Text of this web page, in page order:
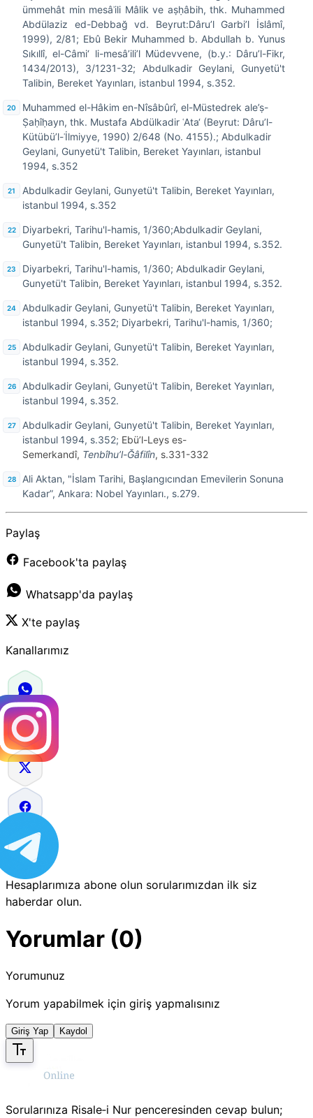
ümmehât min mesâʾili Mâlik ve aṣḥâbih, thk. Muhammed
Abdülaziz ed-Debbağ vd. Beyrut:Dâru’l Garbi’l İslâmî,
1999), 2/81; Ebû Bekir Muhammed b. Abdullah b. Yunus
Sıkıllî, el-Câmi‘ li-mesâ’ili’l Müdevvene, (b.y.: Dâru’l-Fikr,
1434/2013), 3/1231-32; Abdulkadir Geylani, Gunyetü't
Talibin, Bereket Yayınları, istanbul 1994, s.352.
Muhammed el-Hâkim en-Nîsâbûrî, el-Müstedrek ale’ṣ-
Ṣaḥîḥayn, thk. Mustafa Abdülkadir ʿAta‘ (Beyrut: Dâru’l-
Kütübü’l-ʿİlmiyye, 1990) 2/648 (No. 4155).; Abdulkadir
Geylani, Gunyetü't Talibin, Bereket Yayınları, istanbul
1994, s.352
Abdulkadir Geylani, Gunyetü't Talibin, Bereket Yayınları,
istanbul 1994, s.352
Diyarbekri, Tarihu'l-hamis, 1/360;Abdulkadir Geylani,
Gunyetü't Talibin, Bereket Yayınları, istanbul 1994, s.352.
Diyarbekri, Tarihu'l-hamis, 1/360; Abdulkadir Geylani,
Gunyetü't Talibin, Bereket Yayınları, istanbul 1994, s.352.
Abdulkadir Geylani, Gunyetü't Talibin, Bereket Yayınları,
istanbul 1994, s.352; Diyarbekri, Tarihu'l-hamis, 1/360;
Abdulkadir Geylani, Gunyetü't Talibin, Bereket Yayınları,
istanbul 1994, s.352.
Abdulkadir Geylani, Gunyetü't Talibin, Bereket Yayınları,
istanbul 1994, s.352.
Abdulkadir Geylani, Gunyetü't Talibin, Bereket Yayınları,
istanbul 1994, s.352; Ebü’l-Leys es-
Semerkandî, Tenbîhu’l-Ğâfilîn, s.331-332
Ali Aktan, "İslam Tarihi, Başlangıcından Emevilerin Sonuna
Kadar”, Ankara: Nobel Yayınları., s.279.
Paylaş
Facebook'ta paylaş
Whatsapp'da paylaş
X'te paylaş
Kanallarımız
Hesaplarımıza abone olun sorularımızdan ilk siz
haberdar olun.
Yorumlar (0)
Yorumunuz
Yorum yapabilmek için giriş yapmalısınız
Giriş Yap Kaydol
Sorularınıza Risale‑i Nur penceresinden cevap bulun;